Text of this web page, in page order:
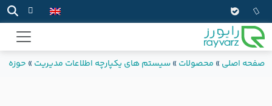
صفحه اصلی » محصولات »سیستم های یکپارچه اطلاعات مدیریت » حوزه